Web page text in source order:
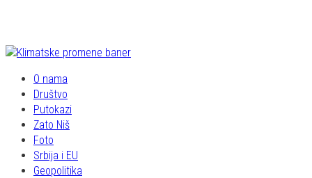
O nama
Društvo
Putokazi
Zato Niš
Foto
Srbija i EU
Geopolitika